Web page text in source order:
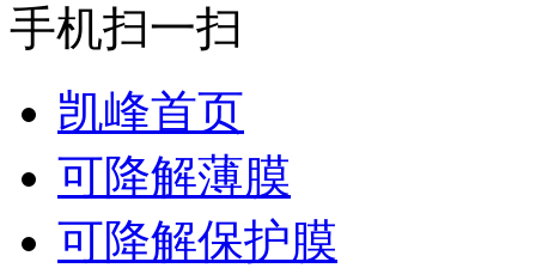
手机扫一扫
凯峰首页
可降解薄膜
可降解保护膜